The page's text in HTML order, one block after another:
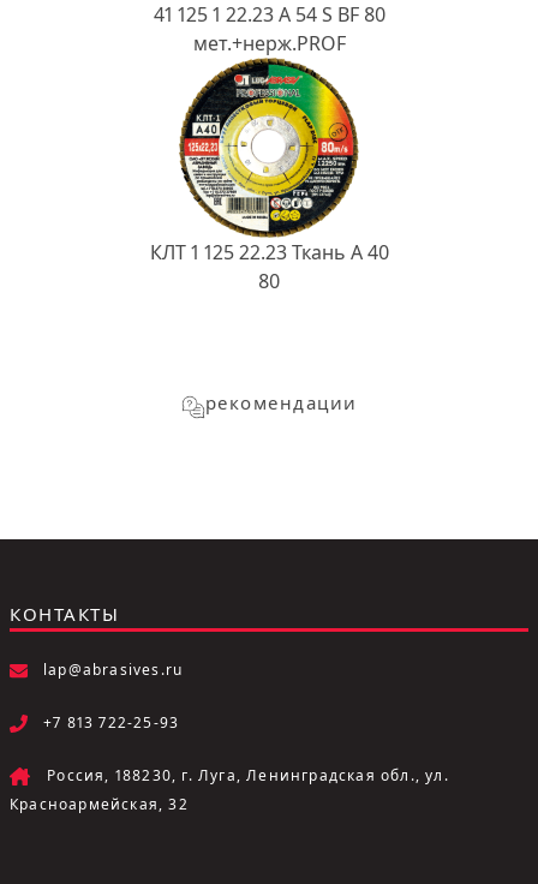
41 125 1 22.23 A 54 S BF 80
мет.+нерж.PROF
КЛТ 1 125 22.23 Ткань A 40
80
рекомендации
КОНТАКТЫ
lap@abrasives.ru
+7 813 722-25-93
Россия, 188230, г. Луга, Ленинградская обл., ул.
Красноармейская, 32